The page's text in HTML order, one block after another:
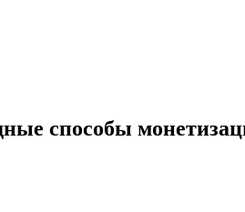
способы